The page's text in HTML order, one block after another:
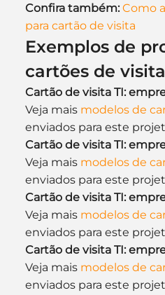
Confira também: Como
para cartão de visita
Exemplos de
cartões de
Cartão de visita TI:
Veja mais modelos de
enviados para este
Cartão de visita TI:
Veja mais modelos de
enviados para este
Cartão de visita TI:
Veja mais modelos de
enviados para este
Cartão de visita TI:
Veja mais modelos de
enviados para este